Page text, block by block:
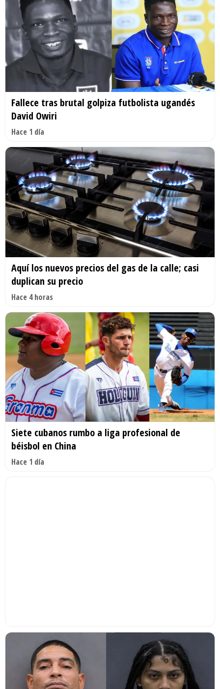
Fallece tras brutal golpiza futbolista ugandés
David Owiri
Hace 1 día
Aquí los nuevos precios del gas de la calle; casi
duplican su precio
Hace 4 horas
Siete cubanos rumbo a liga profesional de
béisbol en China
Hace 1 día